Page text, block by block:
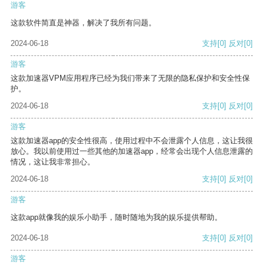
游客
这款软件简直是神器，解决了我所有问题。
2024-06-18 支持[0] 反对[0]
游客
这款加速器VPM应用程序已经为我们带来了无限的隐私保护和安全性保
护。
2024-06-18
支持[0] 反对[0]
游客
这款加速器app的安全性很高，使用过程中不会泄露个人信息，这让我很
放心。我以前使用过一些其他的加速器app，经常会出现个人信息泄露的
情况，这让我非常担心。
2024-06-18
支持[0] 反对[0]
游客
这款app就像我的娱乐小助手，随时随地为我的娱乐提供帮助。
2024-06-18 支持[0] 反对[0]
游客